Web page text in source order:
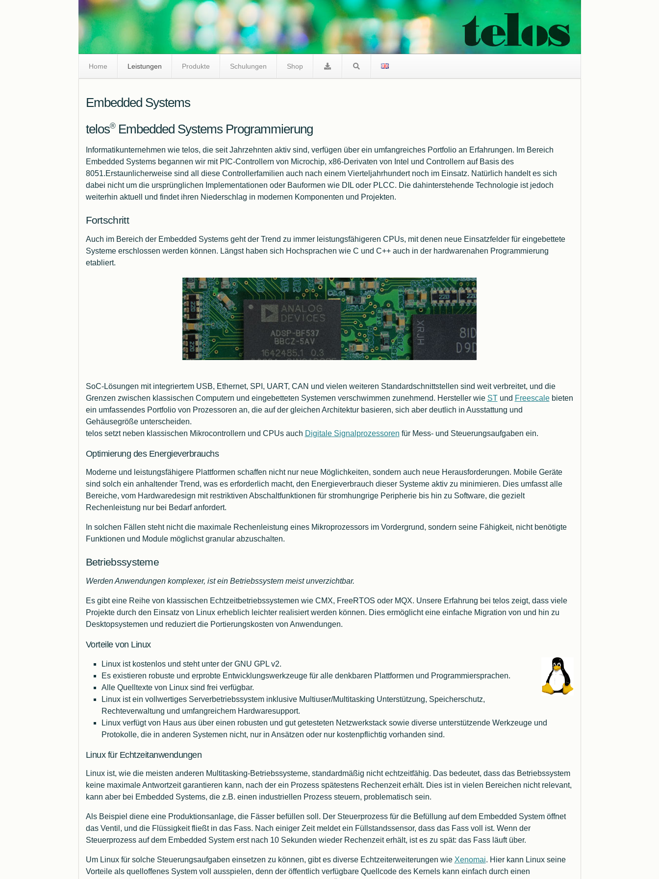
Navigation
Home Leistungen
Windows Druckertreiber
Entwicklung
Microsoft Universal Windows Platform
Produkte Schulungen Shop
Embedded Systems
telos®Embedded Systems Programmierung
Informatikunternehmen wie telos, die seit Jahrzehnten aktiv sind, verfügen über ein umfangreiches Portfolio an Erfahrungen. Im Bereich
Embedded Systems begannen wir mit PIC-Controllern von Microchip, x86-Derivaten von Intel und Controllern auf Basis des
8051.Erstaunlicherweise sind all diese Controllerfamilien auch nach einem Vierteljahrhundert noch im Einsatz. Natürlich handelt es sich
dabei nicht um die ursprünglichen Implementationen oder Bauformen wie DIL oder PLCC. Die dahinterstehende Technologie ist jedoch
weiterhin aktuell und findet ihren Niederschlag in modernen Komponenten und Projekten.
Fortschritt
Auch im Bereich der Embedded Systems geht der Trend zu immer leistungsfähigeren CPUs, mit denen neue Einsatzfelder für eingebettete
Systeme erschlossen werden können. Längst haben sich Hochsprachen wie C und C++ auch in der hardwarenahen Programmierung
etabliert.
SoC-Lösungen mit integriertem USB, Ethernet, SPI, UART, CAN und vielen weiteren Standardschnittstellen sind weit verbreitet, und die
Grenzen zwischen klassischen Computern und eingebetteten Systemen verschwimmen zunehmend. Hersteller wie STund Freescalebieten
ein umfassendes Portfolio von Prozessoren an, die auf der gleichen Architektur basieren, sich aber deutlich in Ausstattung und
Gehäusegröße unterscheiden.
telos setzt neben klassischen Mikrocontrollern und CPUs auch Digitale Signalprozessoren für Mess- und Steuerungsaufgaben ein.
Optimierung des Energieverbrauchs
Moderne und leistungsfähigere Plattformen schaffen nicht nur neue Möglichkeiten, sondern auch neue Herausforderungen. Mobile Geräte
sind solch ein anhaltender Trend, was es erforderlich macht, den Energieverbrauch dieser Systeme aktiv zu minimieren. Dies umfasst alle
Bereiche, vom Hardwaredesign mit restriktiven Abschaltfunktionen für stromhungrige Peripherie bis hin zu Software, die gezielt
Rechenleistung nur bei Bedarf anfordert.
In solchen Fällen steht nicht die maximale Rechenleistung eines Mikroprozessors im Vordergrund, sondern seine Fähigkeit, nicht benötigte
Funktionen und Module möglichst granular abzuschalten.
Betriebssysteme
Werden Anwendungen komplexer, ist ein Betriebssystem meist unverzichtbar.
Es gibt eine Reihe von klassischen Echtzeitbetriebssystemen wie CMX, FreeRTOS oder MQX. Unsere Erfahrung bei telos zeigt, dass viele
Projekte durch den Einsatz von Linux erheblich leichter realisiert werden können. Dies ermöglicht eine einfache Migration von und hin zu
Desktopsystemen und reduziert die Portierungskosten von Anwendungen.
Vorteile von Linux
Linux ist kostenlos und steht unter der GNU GPL v2.
Es existieren robuste und erprobte Entwicklungswerkzeuge für alle denkbaren Plattformen und Programmiersprachen.
Alle Quelltexte von Linux sind frei verfügbar.
Linux ist ein vollwertiges Serverbetriebssystem inklusive Multiuser/Multitasking Unterstützung, Speicherschutz,
Rechteverwaltung und umfangreichem Hardwaresupport.
Linux verfügt von Haus aus über einen robusten und gut getesteten Netzwerkstack sowie diverse unterstützende Werkzeuge und
Protokolle, die in anderen Systemen nicht, nur in Ansätzen oder nur kostenpflichtig vorhanden sind.
Linux für Echtzeitanwendungen
Linux ist, wie die meisten anderen Multitasking-Betriebssysteme, standardmäßig nicht echtzeitfähig. Das bedeutet, dass das Betriebssystem
keine maximale Antwortzeit garantieren kann, nach der ein Prozess spätestens Rechenzeit erhält. Dies ist in vielen Bereichen nicht relevant,
kann aber bei Embedded Systems, die z.B. einen industriellen Prozess steuern, problematisch sein.
Als Beispiel diene eine Produktionsanlage, die Fässer befüllen soll. Der Steuerprozess für die Befüllung auf dem Embedded System öffnet
das Ventil, und die Flüssigkeit fließt in das Fass. Nach einiger Zeit meldet ein Füllstandssensor, dass das Fass voll ist. Wenn der
Steuerprozess auf dem Embedded System erst nach 10 Sekunden wieder Rechenzeit erhält, ist es zu spät: das Fass läuft über.
Um Linux für solche Steuerungsaufgaben einsetzen zu können, gibt es diverse Echtzeiterweiterungen wie Xenomai. Hier kann Linux seine
Vorteile als quelloffenes System voll ausspielen, denn der öffentlich verfügbare Quellcode des Kernels kann einfach durch einen